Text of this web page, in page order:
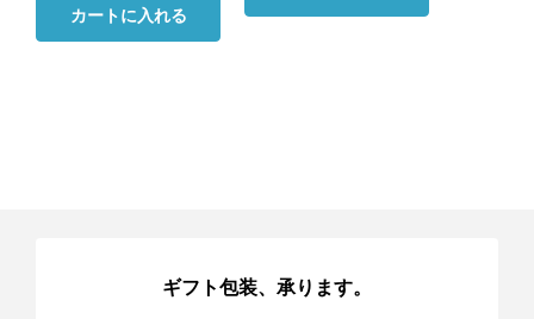
カートに入れる
ギフト包装、承ります。